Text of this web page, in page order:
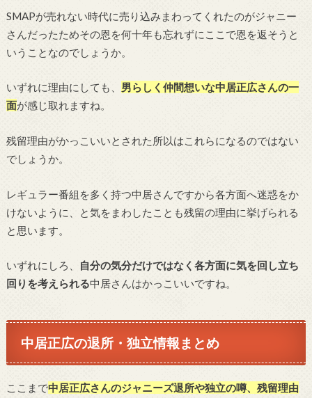
SMAPが売れない時代に売り込みまわってくれたのがジャニー
さんだったためその恩を何十年も忘れずにここで恩を返そうと
いうことなのでしょうか。
いずれに理由にしても、 男らしく仲間想いな中居正広さんの一
面が感じ取れますね。
残留理由がかっこいいとされた所以はこれらになるのではない
でしょうか。
レギュラー番組を多く持つ中居さんですから各方面へ迷惑をか
けないように、と気をまわしたことも残留の理由に挙げられる
と思います。
いずれにしろ、
自分の気分だけではなく各方面に気を回し立ち
回りを考えられる中居さんはかっこいいですね。
中居正広の退所・独立情報まとめ
ここまで中居正広さんのジャニーズ退所や独立の噂、残留理由